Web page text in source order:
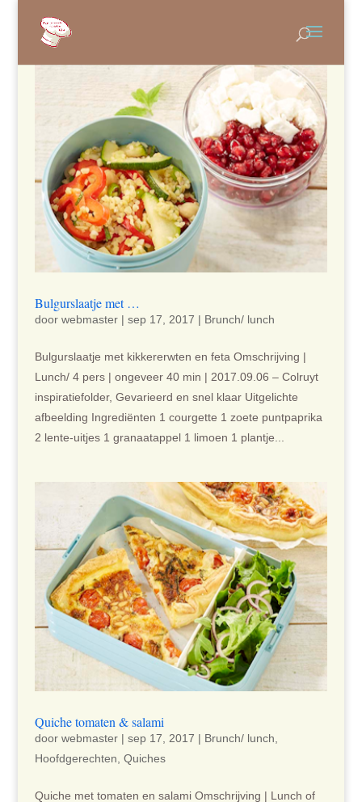
Bulgurslaatje met …
door webmaster| sep 17, 2017 | Brunch/ lunch
Bulgurslaatje met kikkererwten en feta Omschrijving |
Lunch/ 4 pers | ongeveer 40 min | 2017.09.06 – Colruyt
inspiratiefolder, Gevarieerd en snel klaar Uitgelichte
afbeelding Ingrediënten 1 courgette 1 zoete puntpaprika
2 lente-uitjes 1 granaatappel 1 limoen 1 plantje...
Quiche tomaten & salami
door webmaster| sep 17, 2017 | Brunch/ lunch,
Hoofdgerechten, Quiches
Quiche met tomaten en salami Omschrijving | Lunch of